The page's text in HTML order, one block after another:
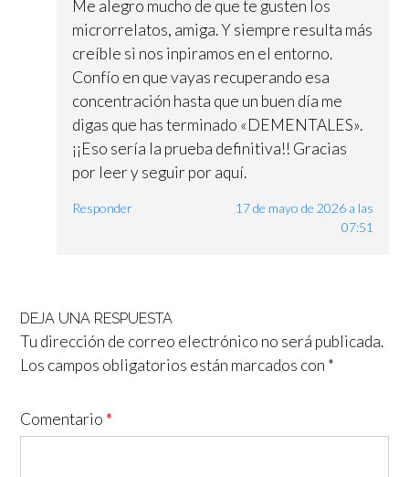
Me alegro mucho de que te gusten los
microrrelatos, amiga. Y siempre resulta más
creíble si nos inpiramos en el entorno.
Confío en que vayas recuperando esa
concentración hasta que un buen día me
digas que has terminado «DEMENTALES».
¡¡Eso sería la prueba definitiva!! Gracias
por leer y seguir por aquí.
Responder
17 de mayo de 2026 a las
07:51
DEJA UNA RESPUESTA
Tu dirección de correo electrónico no será publicada.
Los campos obligatorios están marcados con *
Comentario *